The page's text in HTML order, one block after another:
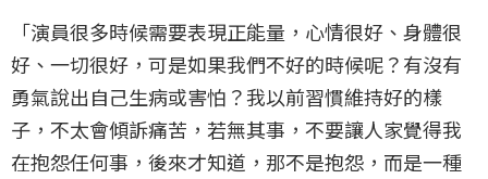
「演員很多時候需要表現正能量，心情很好、身體很
好、一切很好，可是如果我們不好的時候呢？有沒有
勇氣說出自己生病或害怕？我以前習慣維持好的樣
子，不太會傾訴痛苦，若無其事，不要讓人家覺得我
在抱怨任何事，後來才知道，那不是抱怨，而是一種